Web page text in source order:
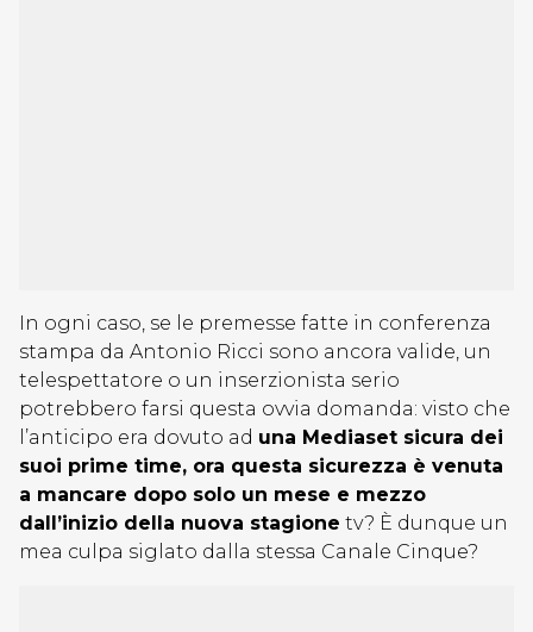
In ogni caso, se le premesse fatte in conferenza
stampa da Antonio Ricci sono ancora valide, un
telespettatore o un inserzionista serio
potrebbero farsi questa ovvia domanda: visto che
l’anticipo era dovuto ad una Mediaset sicura dei
suoi prime time, ora questa sicurezza è venuta
a mancare dopo solo un mese e mezzo
dall’inizio della nuova stagione tv? È dunque un
mea culpa siglato dalla stessa Canale Cinque?